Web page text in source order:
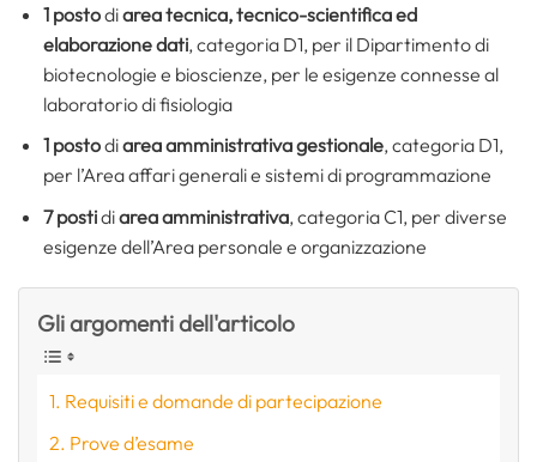
1 postodiarea tecnica, tecnico-scientifica ed
elaborazione dati, categoria D1, per il Dipartimento di
biotecnologie e bioscienze, per le esigenze connesse al
laboratorio di fisiologia
1 postodiarea amministrativa gestionale, categoria D1,
per l’Area affari generali e sistemi di programmazione
7 postidiarea amministrativa, categoria C1, per diverse
esigenze dell’Area personale e organizzazione
Gli argomenti dell'articolo
Requisiti e domande di partecipazione
Prove d’esame